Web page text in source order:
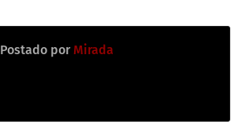
Postado por Mirada